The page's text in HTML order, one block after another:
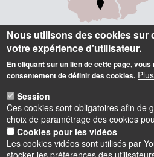
Informations
8 rue Léonard de Vinci, 45072
Tel : 02 38 41 70 50 (standard)
contact.polytech@univ-orleans.fr
Nous utilisons des cookies sur
votre expérience d'utilisateur.
En cliquant sur un lien de cette page,
consentement de définir des cookies.
Session
Ces cookies sont obligatoires afin de
choix de paramétrage des cookies
Cookies pour les vidéos
Les cookies vidéos sont utilisés par
stocker les préférences des